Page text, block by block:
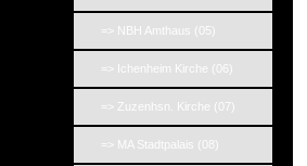
=> NBH Amthaus (05)
=> Ichenheim Kirche (06)
=> Zuzenhsn. Kirche (07)
=> MA Stadtpalais (08)